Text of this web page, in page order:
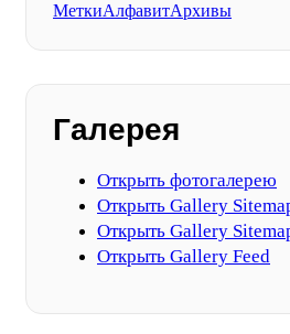
МеткиАлфавитАрхивы
Галерея
Открыть фотогалерею
Открыть Gallery
Открыть Gallery
Открыть Gallery Feed